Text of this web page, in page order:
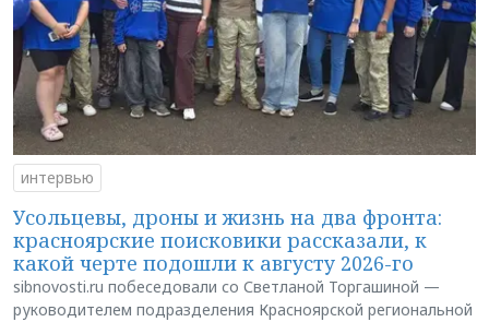
интервью
Усольцевы, дроны и жизнь на два фронта:
красноярские поисковики рассказали, к
какой черте подошли к августу 2026-го
sibnovosti.ru побеседовали со Светланой Торгашиной —
руководителем подразделения Красноярской региональной